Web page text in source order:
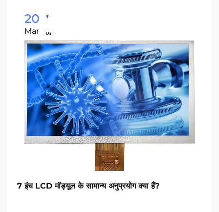
20
Mar
7 इंच LCD मॉड्यूल के सामान्य अनुप्रयोग क्या हैं?